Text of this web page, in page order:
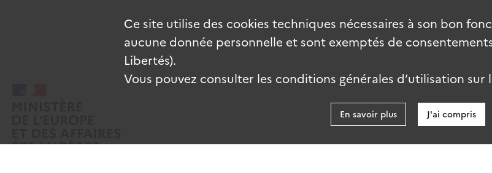
Ce site utilise des cookies techniques nécessaires à son bon
aucune donnée personnelle et sont exemptés de
Libertés).
Vous pouvez consulter les conditions générales d’utilisation sur
En savoir plus J'ai compris